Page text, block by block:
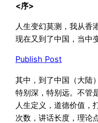
<序>
人生变幻莫测，我从香
现在又到了中国，当中
Publish Post
其中，到了中国（大陆
特别深，特别远。不管
人生定义，道德价值，
次数，讲话长度，理论